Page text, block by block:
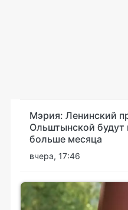
Мэрия: Ленинский
Ольштынской будут
больше месяца
вчера, 17:46